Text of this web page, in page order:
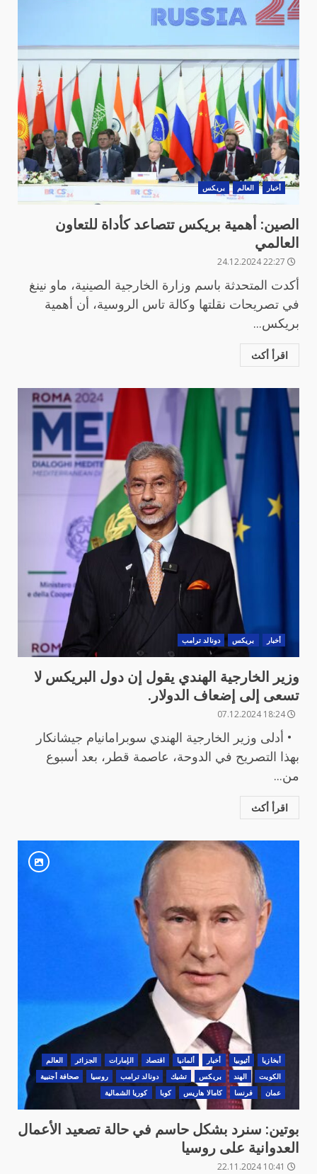
أخبار العالم بريكس
الصين: أهمية بريكس تتصاعد كأداة للتعاون
العالمي
أكدت المتحدثة باسم وزارة الخارجية الصينية، ماو نينغ
في تصريحات نقلتها وكالة تاس الروسية، أن أهمية
بريكس...
اقرأ أكث
أخبار بريكس دونالد ترامب
وزير الخارجية الهندي يقول إن دول البريكس لا
تسعى إلى إضعاف الدولار.
18:24 07.12.2024
• أدلى وزير الخارجية الهندي سوبرامانيام جيشانكار
بهذا التصريح في الدوحة، عاصمة قطر، بعد أسبوع
من...
اقرأ أكث
أبخازيا أثيوبيا أخبار ‏ألمانيا ‏اقتصاد الإمارات الجزائر
العالم
الكويت
الهند بريكس تشيك دونالد ترامب روسيا
صحافة أجنبية
عمان
فرنسا كامالا هاريس كوبا كوريا الشمالية
بوتين: سنرد بشكل حاسم في حالة تصعيد الأعمال
العدوانية على روسيا